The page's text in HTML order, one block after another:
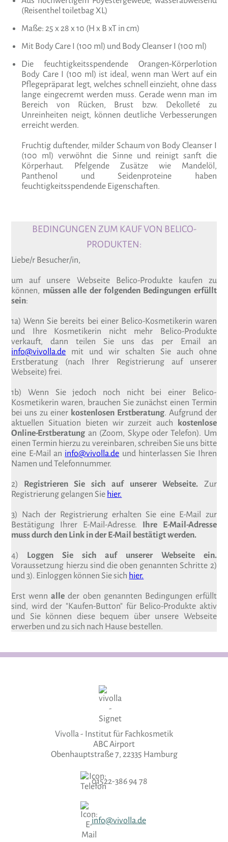
(Reisenthel toiletbag XL)
Maße: 25 x 28 x 10 (H x B xT in cm)
Mit Body Care I (100 ml) und Body Cleanser I (100 ml)
Die feuchtigkeitsspendende Orangen-Körperlotion
Body Care I (100 ml) ist ideal, wenn man Wert auf ein
Pflegepräparat legt, welches schnell einzieht, ohne dass
lange eingecremt werden muss. Gerade wenn man im
Bereich von Rücken, Brust bzw. Dekolleté zu
Unreinheiten neigt, können deutliche Verbesserungen
erreicht werden.
Fruchtig duftender, milder Schaum von Body Cleanser I
(100 ml) verwöhnt die Sinne und reinigt sanft die
Körperhaut. Pfelgende Zusätze wie Mandelöl,
Panthenol und Seidenproteine haben
feuchtigkeitsspendende Eigenschaften.
BEDINGUNGEN ZUM KAUF VON BELICO-
PRODUKTEN:
Liebe/r Besucher/in,
um auf unsere Webseite Belico-Produkte kaufen zu
können, müssen alle der folgenden Bedingungen erfüllt
sein:
1a) Wenn Sie bereits bei einer Belico-Kosmetikerin waren
und Ihre Kosmetikerin nicht mehr Belico-Produkte
verkauft, dann teilen Sie uns das per Email an
info@vivolla.de mit und wir schalten Sie auch ohne
Erstberatung (nach Ihrer Registrierung auf unserer
Webseite) frei.
1b) Wenn Sie jedoch noch nicht bei einer Belico-
Kosmetikerin waren, brauchen Sie zunächst einen Termin
bei uns zu einer kostenlosen Erstberatung. Aufgrund der
aktuellen Situation bieten wir zurzeit auch kostenlose
Online-Erstberatung an (Zoom, Skype oder Telefon). Um
einen Termin hierzu zu vereinbaren, schreiben Sie uns bitte
eine E-Mail an info@vivolla.de und hinterlassen Sie Ihren
Namen und Telefonnummer.
2) Registrieren Sie sich auf unserer Webseite. Zur
Registrierung gelangen Siehier.
3) Nach der Registrierung erhalten Sie eine E-Mail zur
Bestätigung Ihrer E-Mail-Adresse. Ihre E-Mail-Adresse
muss durch den Link in der E-Mail bestätigt werden.
4) Loggen Sie sich auf unserer Webseite ein.
Voraussetzung hierzu sind die oben genannten Schritte 2)
und 3). Einloggen können Sie sich hier.
Erst wennalle der oben genannten Bedingungen erfüllt
sind, wird der "Kaufen-Button" für Belico-Produkte aktiv
und Sie können diese bequem über unsere Webseite
erwerben und zu sich nach Hause bestellen.
Vivolla - Institut für Fachkosmetik
ABC Airport
Obenhauptstraße 7, 22335 Hamburg
01522-386 94 78
info@vivolla.de